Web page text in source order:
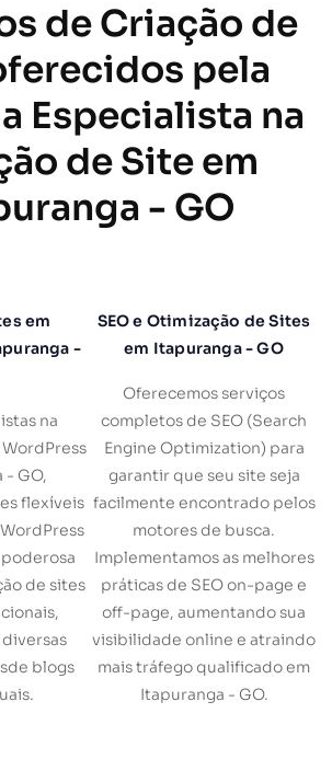
de Criação de
pela
Especialista na
de Site em
- GO
em
-
na
- GO,
flexíveis
de sites
blogs
SEO e Otimização de Sites
em Itapuranga - GO
Oferecemos serviços
completos de SEO (Search
Engine Optimization) para
garantir que seu site seja
facilmente encontrado pelos
motores de busca.
Implementamos as melhores
práticas de SEO on-page e
off-page, aumentando sua
visibilidade online e atraindo
mais tráfego qualificado em
Itapuranga - GO.